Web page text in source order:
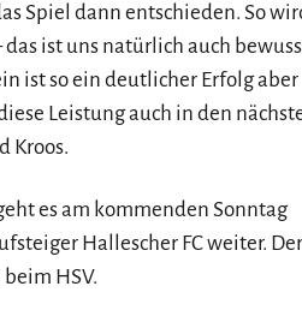
Spiel dann entschieden. So
ist uns natürlich auch
ist so ein deutlicher Erfolg aber
Leistung auch in den
Kroos.
es am kommenden Sonntag
Hallescher FC weiter. Der
HSV.